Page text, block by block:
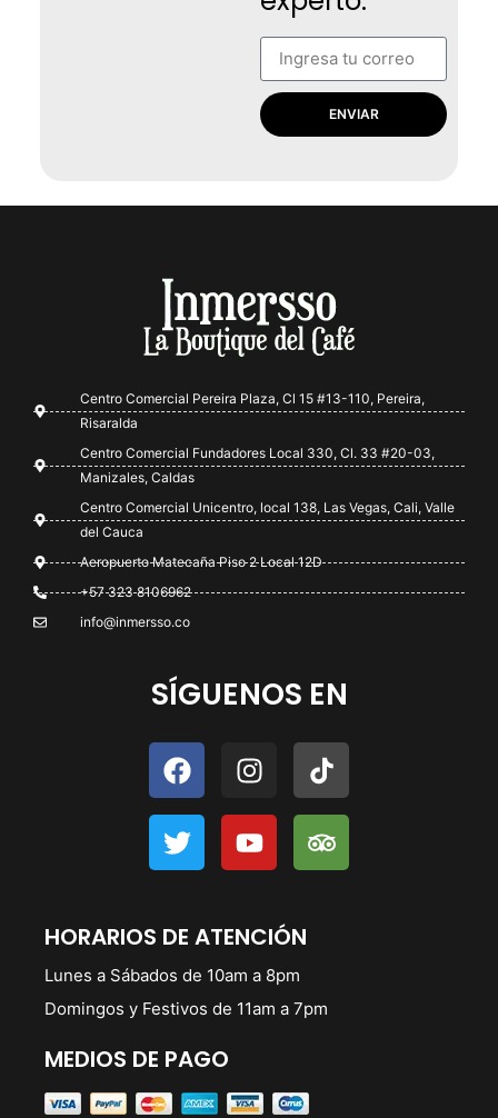
ENVIAR
Centro Comercial Pereira Plaza, Cl 15 #13-110, Pereira,
Risaralda
Centro Comercial Fundadores Local 330, Cl. 33 #20-03,
Manizales, Caldas
Centro Comercial Unicentro, local 138, Las Vegas, Cali, Valle
del Cauca
Aeropuerto Matecaña Piso 2 Local 12D
+57 323 8106962
info@inmersso.co
SÍGUENOS EN
HORARIOS DE ATENCIÓN
Lunes a Sábados de 10am a 8pm
Domingos y Festivos de 11am a 7pm
MEDIOS DE PAGO